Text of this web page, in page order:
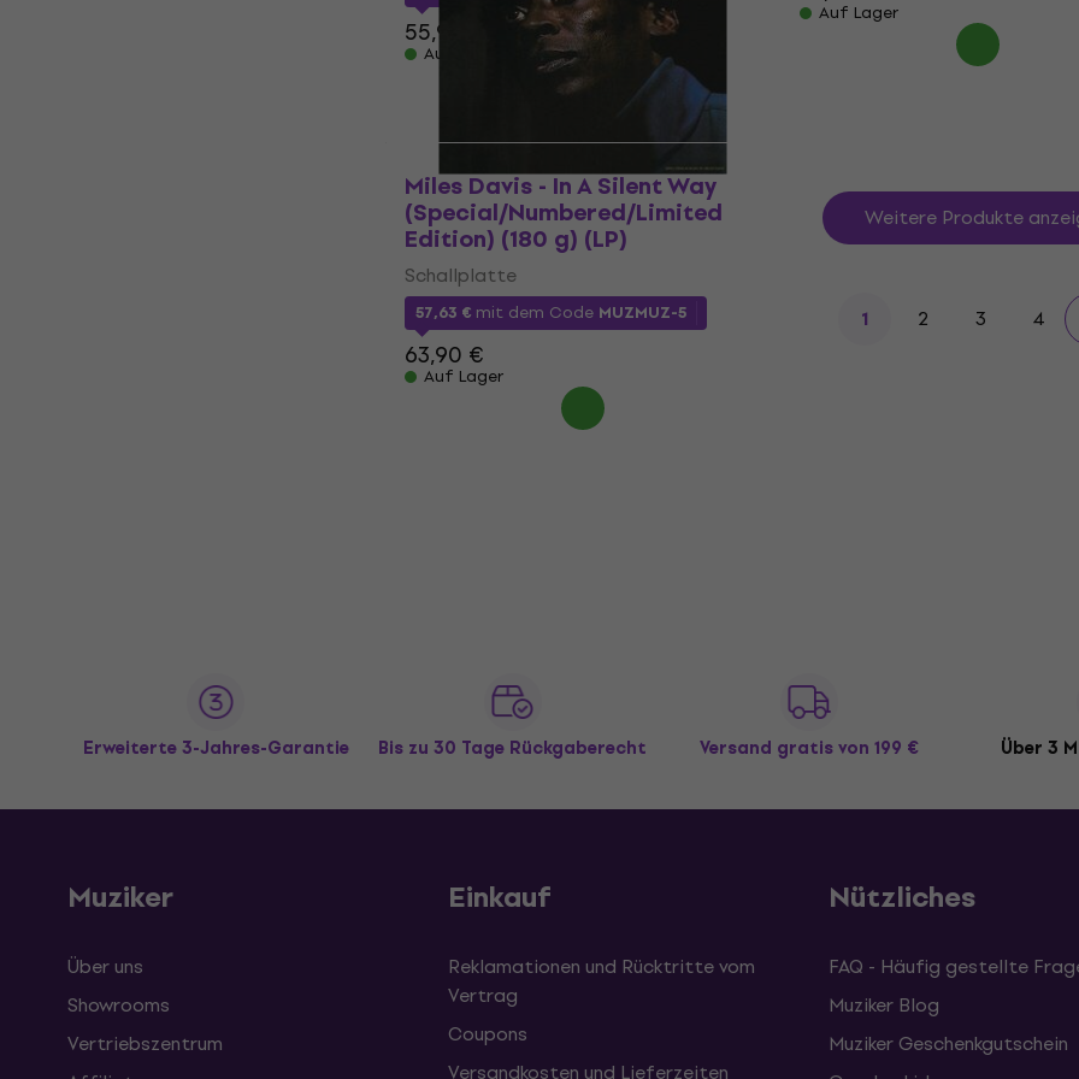
55,90 €
Auf Lager
Auf Lager
Miles Davis - In A Silent Way
(Special/Numbered/Limited
Edition) (180 g) (LP)
Schallplatte
57,63 € mit dem Code MUZMUZ-5
63,90 €
Auf Lager
Weitere Produkte
1 2 3 4
Erweiterte 3-Jahres-Garantie Bis zu 30 Tage Rückgaberecht Versand gratisvon 199 € Über 3
Muziker
Über uns
Showrooms
Vertriebszentrum
Einkauf
Reklamationen und Rücktritte vom
Vertrag
Coupons
Versandkosten und Lieferzeiten
Nützliches
FAQ - Häufig gestellte
Muziker Blog
Muziker Geschenkgutschein